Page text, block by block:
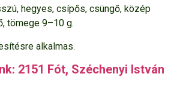
hegyes, csípős, csüngő, közép
tömege 9–10 g.
alkalmas.
2151 Fót, Széchenyi István